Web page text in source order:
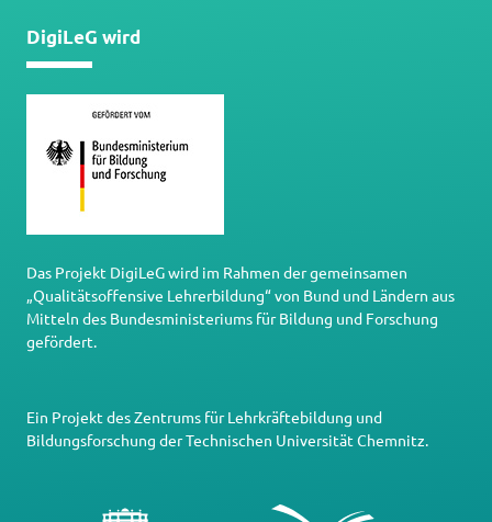
DigiLeG wird
Das Projekt DigiLeG wird im Rahmen der gemeinsamen
„Qualitätsoffensive Lehrerbildung“ von Bund und Ländern aus
Mitteln des Bundesministeriums für Bildung und Forschung
gefördert.
Ein Projekt desZentrums für Lehrkräftebildung und
Bildungsforschung derTechnischen Universität Chemnitz.